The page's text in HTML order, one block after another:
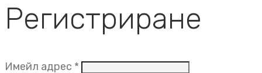
Регистриране
Имейл адрес * Задължително